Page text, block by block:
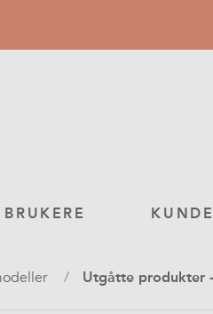
BRUKERE
Utgåtte produkter